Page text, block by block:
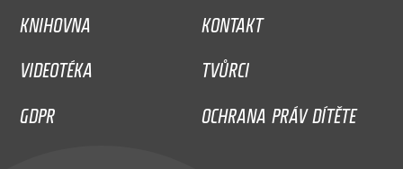
KNIHOVNA
KONTAKT
VIDEOTÉKA
TVŮRCI
GDPR
OCHRANA PRÁV DÍTĚTE